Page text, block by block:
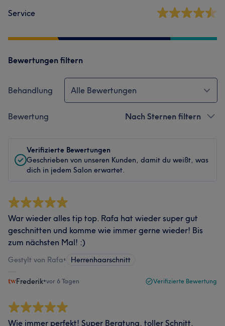
Service
Bewertungen filtern
Behandlung Alle Bewertungen
Bewertung Nach Sternen filtern
Verifizierte Bewertungen
Geschrieben von unseren Kunden, damit du weißt, was
dich in jedem Salon erwartet.
War wieder alles tip top. Rafa hat wieder super gut
geschnitten und komme wie immer gerne wieder! Bis
zum nächsten Mal! :)
Gestylt von Rafa• Herrenhaarschnitt
Frederik•vor 6 Tagen Verifizierte Bewertung
Wie immer perfekt! Super Beratung, toller Schnitt.